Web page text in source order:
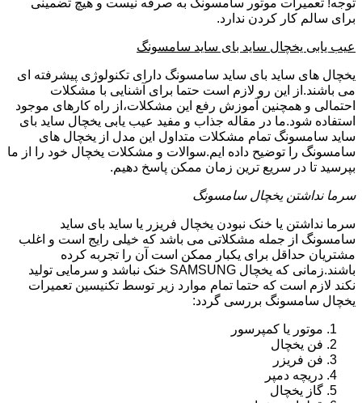
برای سالم کار کردن ندارد.
عیب یابی یخچال ساید بای ساید سامسونگ
یخچال های ساید بای ساید سامسونگ دارای تکنولوژی پیشرفته ای
می باشند.از این رو لازم است حتما برای آشنایی با مشکلات
احتمالی و همچنین آموزش رفع این مشکلات،از راه کارهای موجود
استفاده شود.ما در مقاله جذاب و مفید عیب یابی یخچال ساید بای
ساید سامسونگ تمام مشکلات متداول این مدل از یخچال های
سامسونگ را توضیح داده ایم.سوالات و مشکلات یخچال خود را از ما
بپرسید تا در سریع ترین زمان ممکن پاسخ دهیم.
سرما نداشتن یخچال سامسونگ
سرما نداشتن یا خنک نبودن یخچال فریزر یا ساید بای ساید
سامسونگ از جمله مشکلاتی می باشد که خیلی رایج است و اغلب
مشتریان حداقل برای یکبار ممکن است آن را تجربه کرده
باشند.زمانی که یخچال SAMSUNG خنک نباشد و سرمایی تولید
نکند لازم است که حتما تمام موارد زیر توسط تکنیسین تعمیرات
یخچال سامسونگ بررسی گردد:
موتور یا کمپرسور
فن یخچال
فن فریزر
دریچه دمپر
گاز یخچال